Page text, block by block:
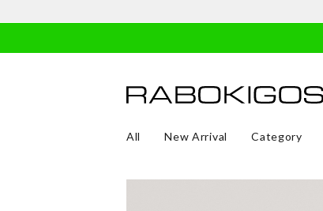
All New Arrival Category